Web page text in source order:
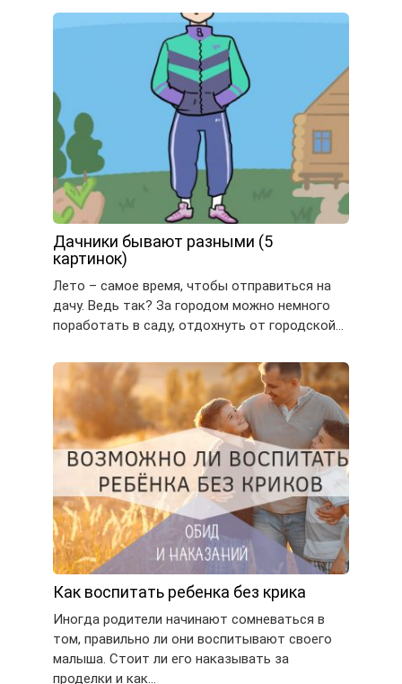
Дачники бывают разными (5
картинок)
Лето – самое время, чтобы отправиться на
дачу. Ведь так? За городом можно немного
поработать в саду, отдохнуть от городской…
Как воспитать ребенка без крика
Иногда родители начинают сомневаться в
том, правильно ли они воспитывают своего
малыша. Стоит ли его наказывать за
проделки и как…